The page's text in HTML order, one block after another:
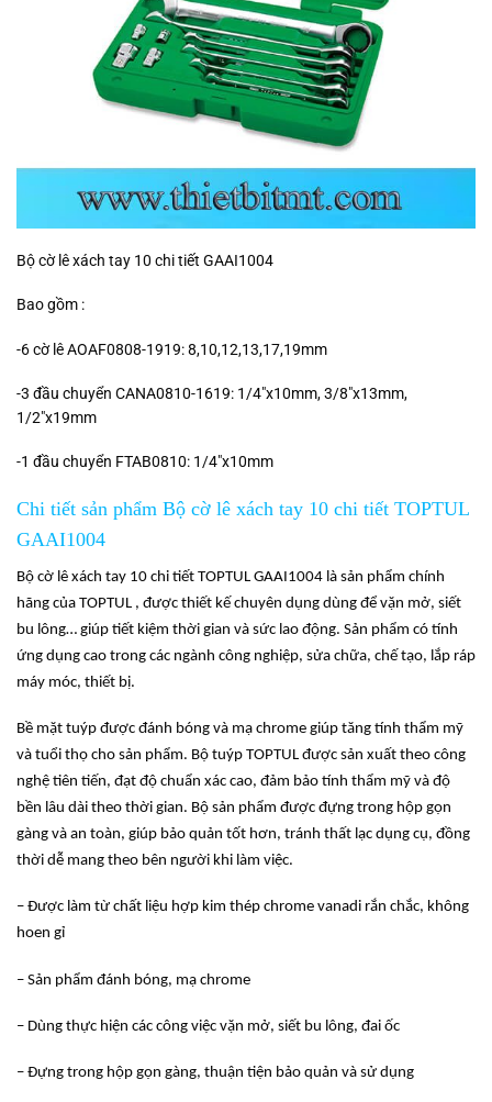
Bộ cờ lê xách tay 10 chi tiết GAAI1004
Bao gồm :
-6 cờ lê AOAF0808-1919: 8,10,12,13,17,19mm
-3 đầu chuyển CANA0810-1619: 1/4″x10mm, 3/8″x13mm,
1/2″x19mm
-1 đầu chuyển FTAB0810: 1/4″x10mm
Chi tiết sản phẩm Bộ cờ lê xách tay 10 chi tiết TOPTUL
GAAI1004
Bộ cờ lê xách tay 10 chi tiết TOPTUL GAAI1004 là sản phẩm chính
hãng của TOPTUL , được thiết kế chuyên dụng dùng để vặn mở, siết
bu lông… giúp tiết kiệm thời gian và sức lao động. Sản phẩm có tính
ứng dụng cao trong các ngành công nghiệp, sửa chữa, chế tạo, lắp ráp
máy móc, thiết bị.
Bề mặt tuýp được đánh bóng và mạ chrome giúp tăng tính thẩm mỹ
và tuổi thọ cho sản phẩm. Bộ tuýp TOPTUL được sản xuất theo công
nghệ tiên tiến, đạt độ chuẩn xác cao, đảm bảo tính thẩm mỹ và độ
bền lâu dài theo thời gian. Bộ sản phẩm được đựng trong hộp gọn
gàng và an toàn, giúp bảo quản tốt hơn, tránh thất lạc dụng cụ, đồng
thời dễ mang theo bên người khi làm việc.
– Được làm từ chất liệu hợp kim thép chrome vanadi rắn chắc, không
hoen gỉ
– Sản phẩm đánh bóng, mạ chrome
– Dùng thực hiện các công việc vặn mở, siết bu lông, đai ốc
– Đựng trong hộp gọn gàng, thuận tiện bảo quản và sử dụng